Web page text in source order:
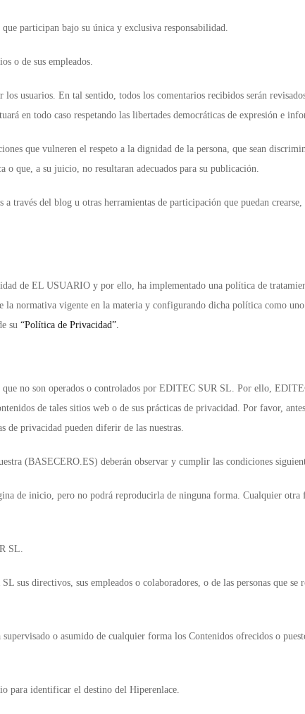
participan bajo su única y exclusiva responsabilidad.
o de sus empleados.
usuarios. En tal sentido, todos los comentarios recibidos serán
en todo caso respetando las libertades democráticas de expresión e
que vulneren el respeto a la dignidad de la persona, que sean
que, a su juicio, no resultaran adecuados para su publicación.
través del blog u otras herramientas de participación que puedan
de EL USUARIO y por ello, ha implementado una política de
normativa vigente en la materia y configurando dicha política como
su “Política de Privacidad”.
no son operados o controlados por EDITEC SUR SL. Por ello,
de tales sitios web o de sus prácticas de privacidad. Por favor,
de privacidad pueden diferir de las nuestras.
(BASECERO.ES) deberán observar y cumplir las condiciones
de inicio, pero no podrá reproducirla de ninguna forma. Cualquier otra
SL.
sus directivos, sus empleados o colaboradores, o de las personas que se
o asumido de cualquier forma los Contenidos ofrecidos o
para identificar el destino del Hiperenlace.